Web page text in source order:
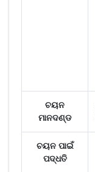
ଚୟନ
ମାନଦଣ୍ଡ
ଚୟନ ପାଇଁ
ପଦ୍ଧତି